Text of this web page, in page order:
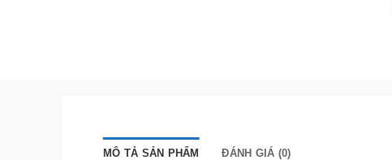
MÔ TẢ SẢN PHẨM ĐÁNH GIÁ (0)